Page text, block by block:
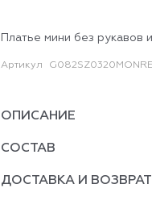
Платье мини без рукавов
Артикул
ОПИСАНИЕ
СОСТАВ
ДОСТАВКА И ВОЗВРАТ